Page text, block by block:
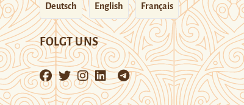
Deutsch English Français
FOLGT UNS